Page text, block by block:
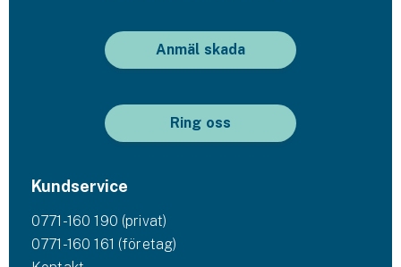
Anmäl skada
Ring oss
Kundservice
0771-160 190 (privat)
0771-160 161 (företag)